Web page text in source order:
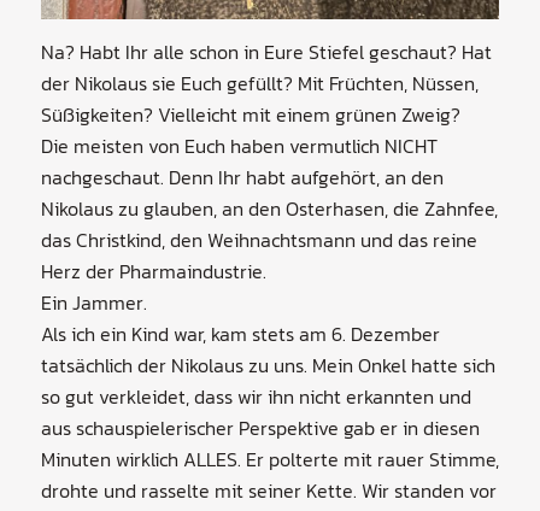
Na? Habt Ihr alle schon in Eure Stiefel geschaut? Hat
der Nikolaus sie Euch gefüllt? Mit Früchten, Nüssen,
Süßigkeiten? Vielleicht mit einem grünen Zweig?
Die meisten von Euch haben vermutlich NICHT
nachgeschaut. Denn Ihr habt aufgehört, an den
Nikolaus zu glauben, an den Osterhasen, die Zahnfee,
das Christkind, den Weihnachtsmann und das reine
Herz der Pharmaindustrie.
Ein Jammer.
Als ich ein Kind war, kam stets am 6. Dezember
tatsächlich der Nikolaus zu uns. Mein Onkel hatte sich
so gut verkleidet, dass wir ihn nicht erkannten und
aus schauspielerischer Perspektive gab er in diesen
Minuten wirklich ALLES. Er polterte mit rauer Stimme,
drohte und rasselte mit seiner Kette. Wir standen vor